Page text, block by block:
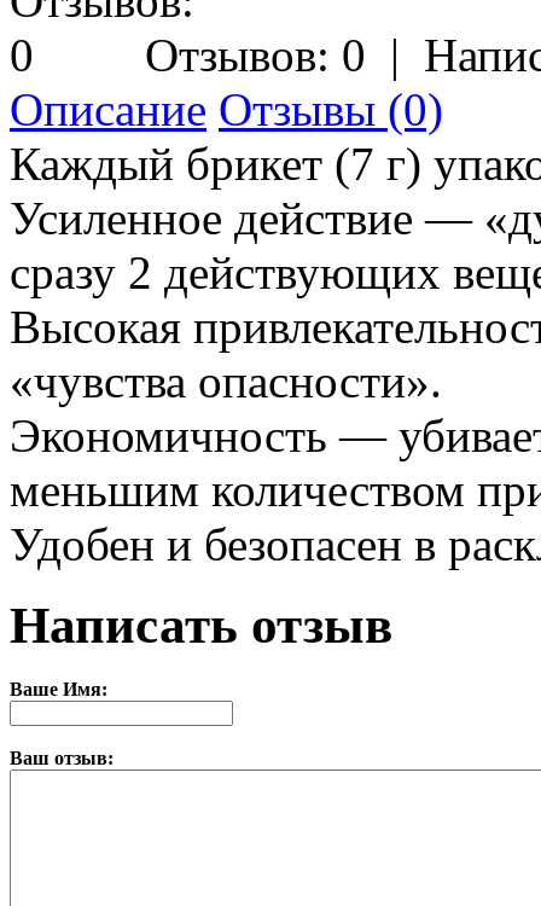
Отзывов: 0 |
Описание Отзывы (0)
Каждый брикет (7 г)
Усиленное действие —
сразу 2 действующих
Высокая
«чувства опасности».
Экономичность —
меньшим количеством
Удобен и безопасен в
Написать отзыв
Ваше Имя:
Ваш отзыв: